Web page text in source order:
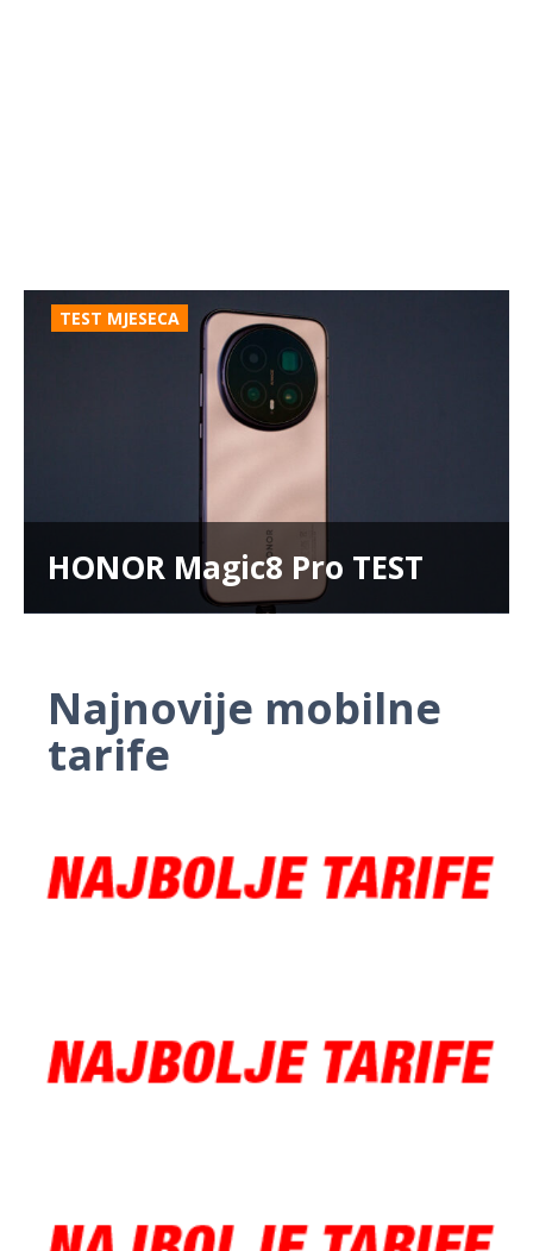
TEST MJESECA
HONOR Magic8 Pro TEST
Najnovije mobilne
tarife